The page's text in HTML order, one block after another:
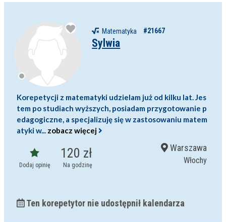
Matematyka #21667
Sylwia
Korepetycji z matematyki udzielam już od kilku lat. Jes
tem po studiach wyższych, posiadam przygotowanie p
edagogiczne, a specjalizuję się w zastosowaniu matem
atyki w... zobacz więcej
Dodaj opinię
120 zł
Na godzinę
Warszawa
Włochy
Ten korepetytor nie udostępnił kalendarza